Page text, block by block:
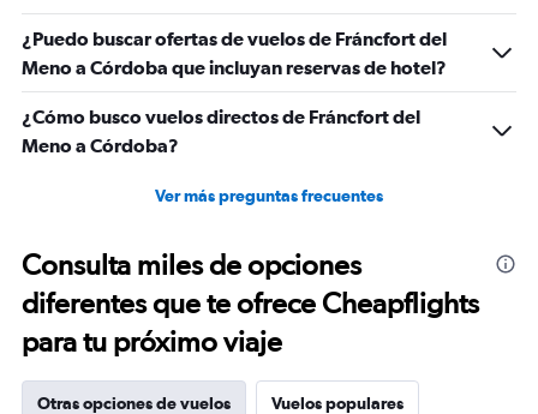
¿Puedo buscar ofertas de vuelos de Fráncfort del
Meno a Córdoba que incluyan reservas de hotel?
¿Cómo busco vuelos directos de Fráncfort del
Meno a Córdoba?
Ver más preguntas frecuentes
Consulta miles de opciones
diferentes que te ofrece Cheapflights
para tu próximo viaje
Otras opciones de vuelos Vuelos populares